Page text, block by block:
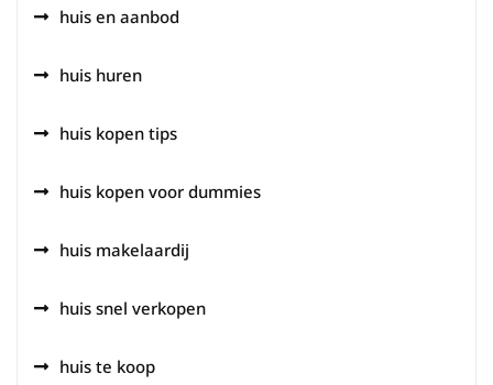
huis en aanbod
huis huren
huis kopen tips
huis kopen voor dummies
huis makelaardij
huis snel verkopen
huis te koop